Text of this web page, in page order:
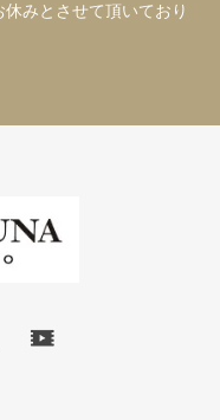
みとさせて頂いており